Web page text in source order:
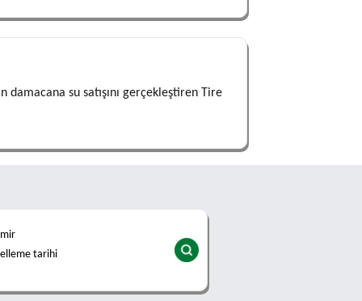
su satışını gerçekleştiren Tire
tarihi